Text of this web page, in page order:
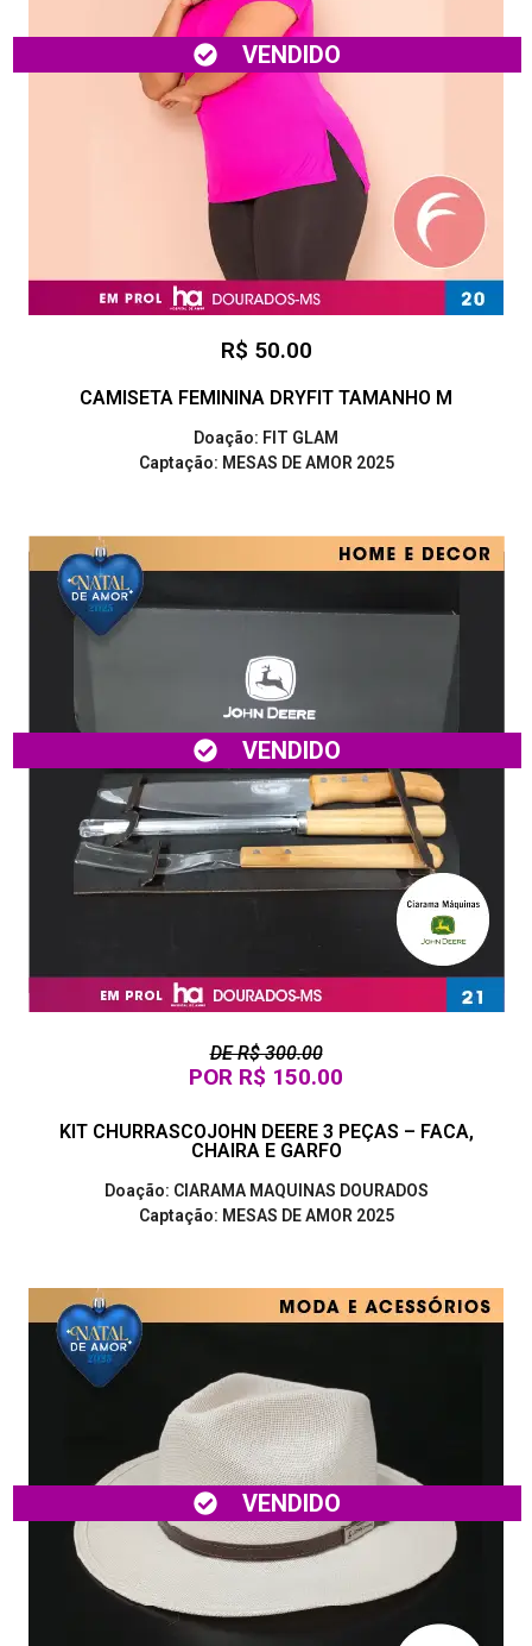
R$ 50.00
VENDIDO
CAMISETA FEMININA DRYFIT TAMANHO M
Doação: FIT GLAM
Captação: MESAS DE AMOR 2025
DE R$ 300.00
POR R$ 150.00
VENDIDO
KIT CHURRASCOJOHN DEERE 3 PEÇAS – FACA,
CHAIRA E GARFO
Doação: CIARAMA MAQUINAS DOURADOS
Captação: MESAS DE AMOR 2025
VENDIDO